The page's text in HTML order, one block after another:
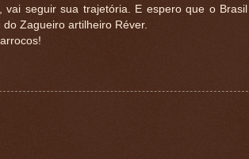
seguir sua trajetória. E espero que o Brasil
Zagueiro artilheiro Réver.